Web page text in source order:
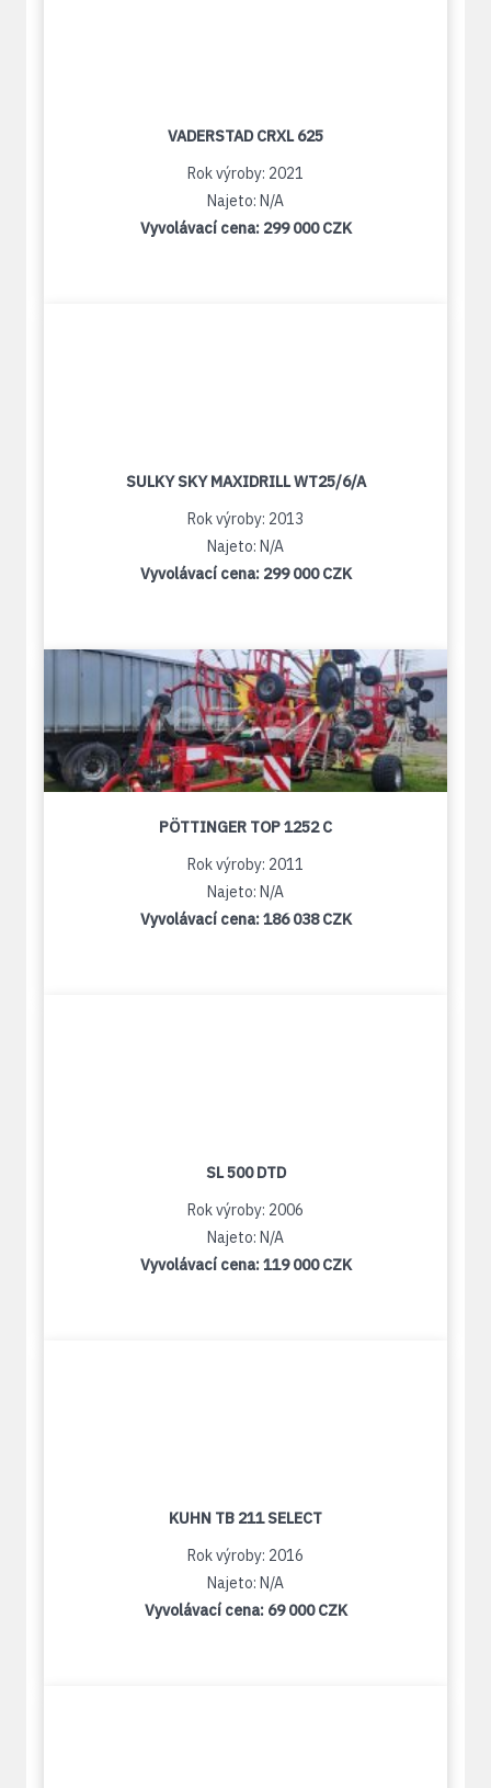
VADERSTAD CRXL 625
Rok výroby: 2021
Najeto: N/A
Vyvolávací cena: 299 000 CZK
SULKY SKY MAXIDRILL WT25/6/A
Rok výroby: 2013
Najeto: N/A
Vyvolávací cena: 299 000 CZK
PÖTTINGER TOP 1252 C
Rok výroby: 2011
Najeto: N/A
Vyvolávací cena:186 038 CZK
SL 500 DTD
Rok výroby: 2006
Najeto: N/A
Vyvolávací cena:119 000 CZK
KUHN TB 211 SELECT
Rok výroby: 2016
Najeto: N/A
Vyvolávací cena: 69 000 CZK